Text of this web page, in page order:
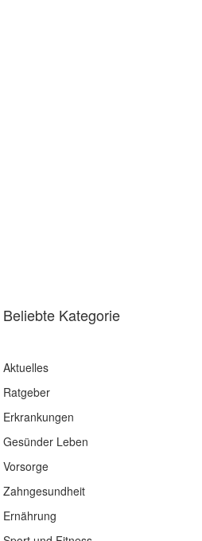
Beliebte Kategorie
Aktuelles
Ratgeber
Erkrankungen
Gesünder Leben
Vorsorge
Zahngesundheit
Ernährung